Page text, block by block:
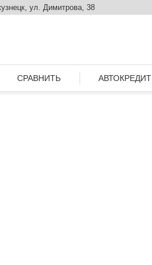
ул. Димитрова, 38
СРАВНИТЬ АВТОКРЕДИТ